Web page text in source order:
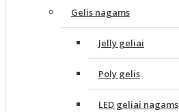
Gelis nagams
Jelly geliai
Poly gelis
LED geliai nagams